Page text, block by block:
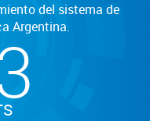
del sistema de
Argentina.